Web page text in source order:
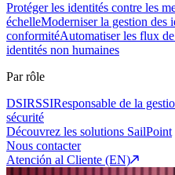
Protéger les identités contre les
échelleModerniser la gestion des
conformitéAutomatiser les flux
identités non humaines
Par rôle
DSIRSSIResponsable de la
sécurité
Découvrez les solutions SailPoint
Nous contacter
Atención al Cliente (EN)